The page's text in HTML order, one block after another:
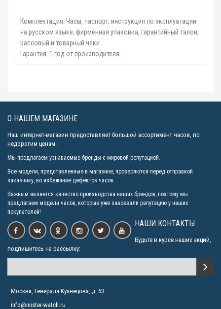
Комплектация: Часы, паспорт, инструкция по эксплуатации
на русском языке, фирменная упаковка, гарантийный талон,
кассовый и товарный чеки.
Гарантия: 1 год от производителя
О НАШЕМ МАГАЗИНЕ
Наш интернет-магазин предоставляет большой ассортимент часов, по
недорогим ценам.
Мы предлагаем узнаваемые бренды с мировой репутацией.
Все модели, представленные в магазине, проверяются перед отправкой
заказчику, во избежание дефектов часов.
Важным является качество производства наших брендов, поэтому мы
предлагаем модели часов, которые уже завоевали репутацию у наших
покупателей!
НАШИ КОНТАКТЫ
Будьте в курсе наших акций,
подпишитесь на рассылку:
Москва, Генерала Кузнецова, д. 53
info@mister-watch.ru